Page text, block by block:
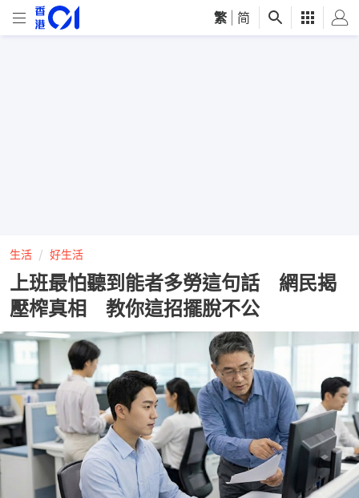
繁 简
生活 好生活
上班最怕聽到能者多勞這句話 網民揭
壓榨真相 教你這招擺脫不公